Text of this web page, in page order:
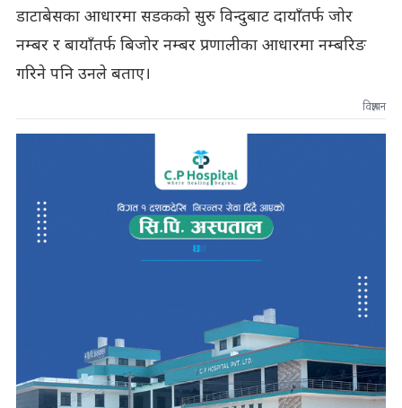
डाटाबेसका आधारमा सडकको सुरु विन्दुबाट दायाँतर्फ जोर
नम्बर र बायाँतर्फ बिजोर नम्बर प्रणालीका आधारमा नम्बरिङ
गरिने पनि उनले बताए।
विज्ञापन